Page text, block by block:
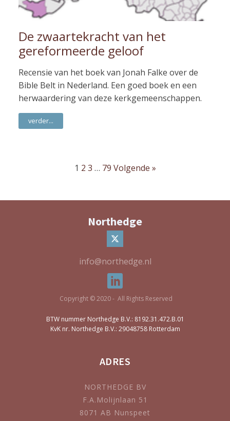
De zwaartekracht van het
gereformeerde geloof
Recensie van het boek van Jonah Falke over de
Bible Belt in Nederland. Een goed boek en een
herwaardering van deze kerkgemeenschappen.
verder...
1 2 3 … 79 Volgende »
Northedge
info@northedge.nl
Copyright © 2020 - All Rights Reserved
BTW nummer Northedge B.V.: 8192.31.472.B.01
KvK nr. Northedge B.V.: 29048758 Rotterdam
ADRES
NORTHEDGE BV
F.A.Molijnlaan 51
8071 AB Nunspeet